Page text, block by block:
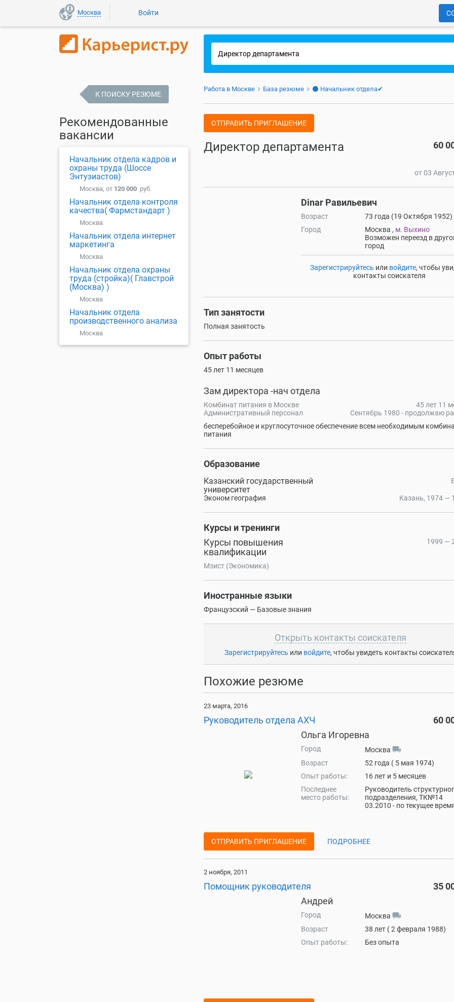
Москва Войти
Работа в Москве База резюме ⚫ Начальник отдела✔
ОТПРАВИТЬ ПРИГЛАШЕНИЕ
Директор департамента 60
от 03
Dinar Равильевич
Возраст
73 года (19 Октября 1952)
Город
Москва , м. Выхино
Возможен переезд в
город
Зарегистрируйтесь или войдите, чтобы
контакты соискателя
Тип занятости
Полная занятость
Опыт работы
45 лет 11 месяцев
Зам директора -нач отдела
Комбинат питания в Москве
Административный персонал
45 лет 11
Сентябрь 1980 - продолжаю
бесперебойное и круглосуточное обеспечение всем необходимым
питания
Образование
Казанский государственный
университет
Эконом география Казань, 1974 —
Курсы и тренинги
Курсы повышения
квалификации
1999 —
Мзист (Экономика)
Иностранные языки
Французский — Базовые знания
Открыть контакты соискателя
Зарегистрируйтесь или войдите, чтобы увидеть контакты
Похожие резюме
23 марта, 2016
Руководитель отдела АХЧ
60
Ольга Игоревна
Город Москва local_shipping
Возраст
52 года ( 5 мая 1974)
Опыт работы:
16 лет и 5 месяцев
Последнее
место работы:
Руководитель
подразделения, ТК№14
03.2010 - по текущее
ОТПРАВИТЬ ПРИГЛАШЕНИЕ ПОДРОБНЕЕ
2 ноября, 2011
Помощник руководителя
35
Андрей
Город Москва local_shipping
Возраст
38 лет ( 2 февраля 1988)
Опыт работы:
Без опыта
К ПОИСКУ РЕЗЮМЕ
Рекомендованные
вакансии
Начальник отдела кадров и
охраны труда (Шоссе
Энтузиастов)
Москва, от 120 000 руб.
Начальник отдела контроля
качества( Фармстандарт )
Москва
Начальник отдела интернет
маркетинга
Москва
Начальник отдела охраны
труда (стройка)( Главстрой
(Москва) )
Москва
Начальник отдела
производственного анализа
Москва